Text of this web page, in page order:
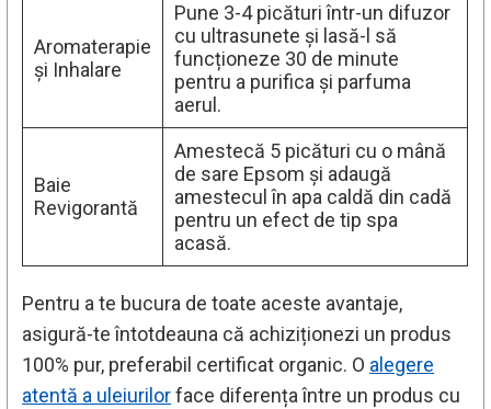
Aromaterapie
și Inhalare
Pune 3-4 picături într-un difuzor
cu ultrasunete și lasă-l să
funcționeze 30 de minute
pentru a purifica și parfuma
aerul.
Baie
Revigorantă
Amestecă 5 picături cu o mână
de sare Epsom și adaugă
amestecul în apa caldă din cadă
pentru un efect de tip spa
acasă.
Pentru a te bucura de toate aceste avantaje,
asigură-te întotdeauna că achiziționezi un produs
100% pur, preferabil certificat organic. O alegere
atentă a uleiurilorface diferența între un produs cu